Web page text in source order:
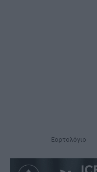
Εορτολόγιο